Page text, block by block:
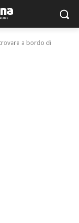
a bordo di